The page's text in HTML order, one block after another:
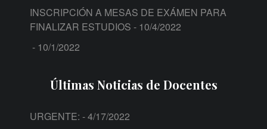
INSCRIPCIÓN A MESAS DE EXÁMEN PARA
FINALIZAR ESTUDIOS - 10/4/2022
- 10/1/2022
Últimas Noticias de Docentes
URGENTE: - 4/17/2022